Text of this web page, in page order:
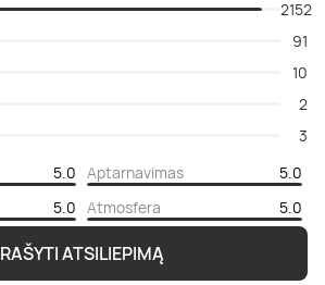
RAŠYTI ATSILIEPIMĄ
2152
91
10
2
3
5.0 Aptarnavimas
5.0
5.0 Atmosfera 5.0